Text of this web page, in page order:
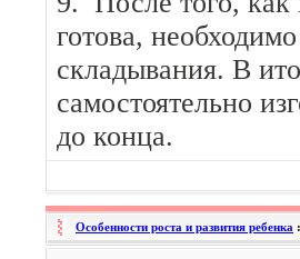
готова,
складывания. В
самостоятельно
до конца.
Особенности роста и развития ребенка